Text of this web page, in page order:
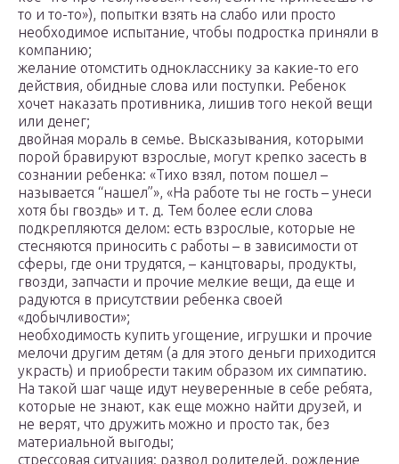
то и то-то»), попытки взять на слабо или просто
необходимое испытание, чтобы подростка приняли в
компанию;
желание отомстить однокласснику за какие-то его
действия, обидные слова или поступки. Ребенок
хочет наказать противника, лишив того некой вещи
или денег;
двойная мораль в семье. Высказывания, которыми
порой бравируют взрослые, могут крепко засесть в
сознании ребенка: «Тихо взял, потом пошел –
называется “нашел”», «На работе ты не гость – унеси
хотя бы гвоздь» и т. д. Тем более если слова
подкрепляются делом: есть взрослые, которые не
стесняются приносить с работы – в зависимости от
сферы, где они трудятся, – канцтовары, продукты,
гвозди, запчасти и прочие мелкие вещи, да еще и
радуются в присутствии ребенка своей
«добычливости»;
необходимость купить угощение, игрушки и прочие
мелочи другим детям (а для этого деньги приходится
украсть) и приобрести таким образом их симпатию.
На такой шаг чаще идут неуверенные в себе ребята,
которые не знают, как еще можно найти друзей, и
не верят, что дружить можно и просто так, без
материальной выгоды;
стрессовая ситуация: развод родителей, рождение